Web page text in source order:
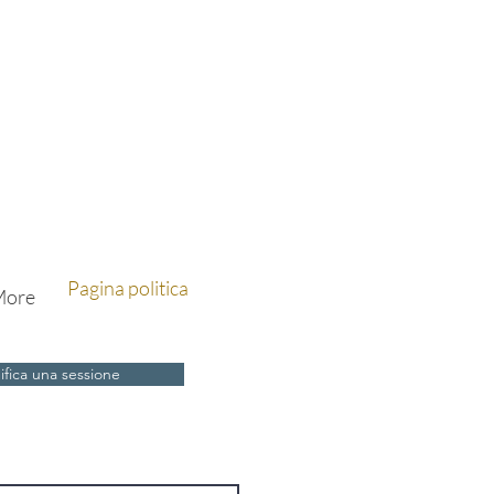
Pagina politica
una sessione